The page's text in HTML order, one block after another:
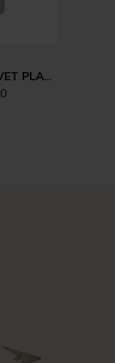
LAMPESKÆRM 20X25 CM | VELVET PLATA